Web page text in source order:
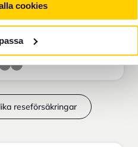
cookies
i varukorg
reseförsäkringar